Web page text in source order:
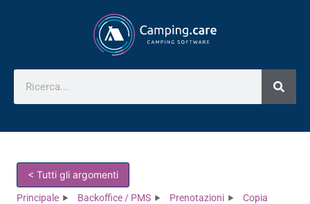
< Tutti gli argomenti
Principale Backoffice / PMS Prenotazioni
Copia